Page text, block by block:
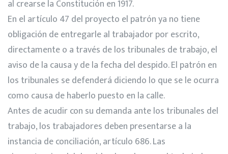
al crearse la Constitución en 1917.
En el artículo 47 del proyecto el patrón ya no tiene
obligación de entregarle al trabajador por escrito,
directamente o a través de los tribunales de trabajo, el
aviso de la causa y de la fecha del despido. El patrón en
los tribunales se defenderá diciendo lo que se le ocurra
como causa de haberlo puesto en la calle.
Antes de acudir con su demanda ante los tribunales del
trabajo, los trabajadores deben presentarse a la
instancia de conciliación, artículo 686. Las